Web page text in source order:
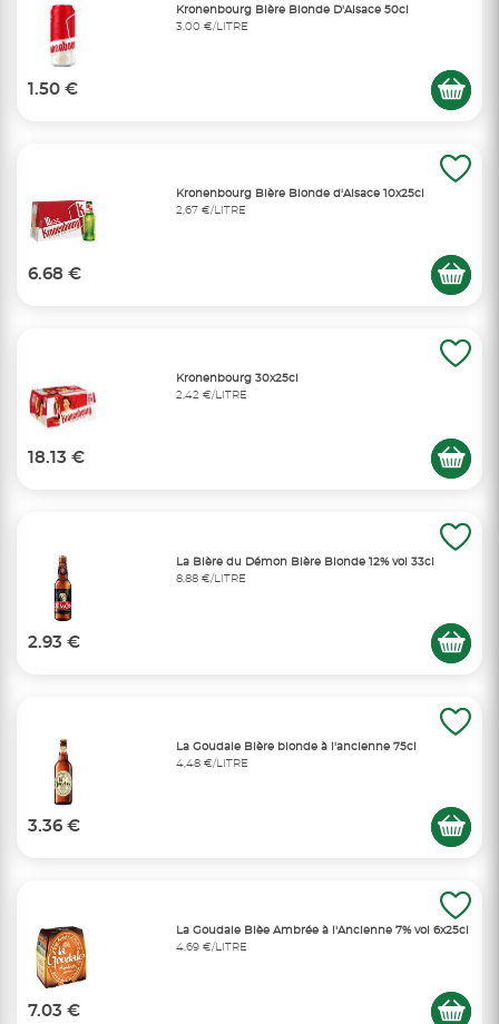
Kronenbourg Bière Blonde D'Alsace 50cl
3,00 €/LITRE
1.50 €
Kronenbourg Bière Blonde d'Alsace 10x25cl
2,67 €/LITRE
6.68 €
Kronenbourg 30x25cl
2,42 €/LITRE
18.13 €
La Bière du Démon Bière Blonde 12% vol 33cl
8,88 €/LITRE
2.93 €
La Goudale Bière blonde à l'ancienne 75cl
4,48 €/LITRE
3.36 €
La Goudale Bièe Ambrée à l'Ancienne 7% vol 6x25cl
4,69 €/LITRE
7.03 €